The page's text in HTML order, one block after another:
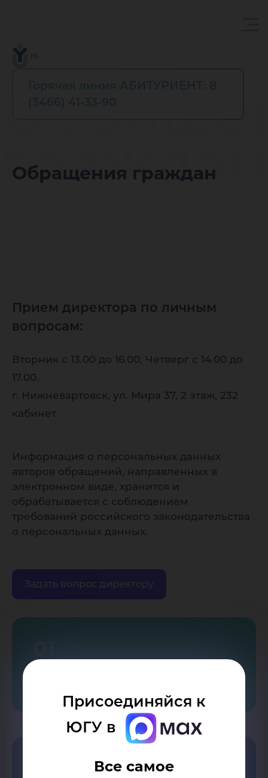
Обращения граждан
граждан
Присоединяйся к
ЮГУ в
Все самое
Прием директора по личным
вопросам:
Вторник с 13.00 до 16.00, Четверг с 14.00 до
17.00.
г. Нижневартовск, ул. Мира 37, 2 этаж, 232
кабинет
Информация о персональных данных
авторов обращений, направленных в
электронном виде, хранится и
обрабатывается с соблюдением
требований российского законодательства
о персональных данных.
Задать вопрос директору